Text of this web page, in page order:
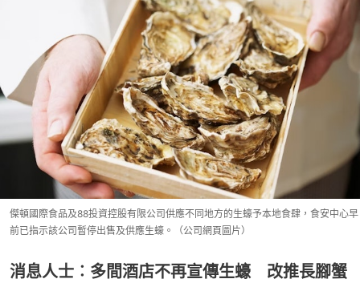
傑頓國際食品及88投資控股有限公司供應不同地方的生蠔予本地食肆，食安中心早
前已指示該公司暫停出售及供應生蠔。（公司網頁圖片）
消息人士︰多間酒店不再宣傳生蠔 改推長腳蟹